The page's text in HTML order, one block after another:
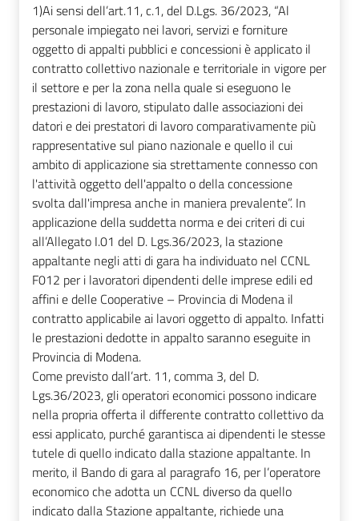
1)Ai sensi dell’art.11, c.1, del D.Lgs. 36/2023, “Al
personale impiegato nei lavori, servizi e forniture
oggetto di appalti pubblici e concessioni è applicato il
contratto collettivo nazionale e territoriale in vigore per
il settore e per la zona nella quale si eseguono le
prestazioni di lavoro, stipulato dalle associazioni dei
datori e dei prestatori di lavoro comparativamente più
rappresentative sul piano nazionale e quello il cui
ambito di applicazione sia strettamente connesso con
l'attività oggetto dell'appalto o della concessione
svolta dall'impresa anche in maniera prevalente”. In
applicazione della suddetta norma e dei criteri di cui
all’Allegato I.01 del D. Lgs.36/2023, la stazione
appaltante negli atti di gara ha individuato nel CCNL
F012 per i lavoratori dipendenti delle imprese edili ed
affini e delle Cooperative – Provincia di Modena il
contratto applicabile ai lavori oggetto di appalto. Infatti
le prestazioni dedotte in appalto saranno eseguite in
Provincia di Modena.
Come previsto dall’art. 11, comma 3, del D.
Lgs.36/2023, gli operatori economici possono indicare
nella propria offerta il differente contratto collettivo da
essi applicato, purché garantisca ai dipendenti le stesse
tutele di quello indicato dalla stazione appaltante. In
merito, il Bando di gara al paragrafo 16, per l’operatore
economico che adotta un CCNL diverso da quello
indicato dalla Stazione appaltante, richiede una